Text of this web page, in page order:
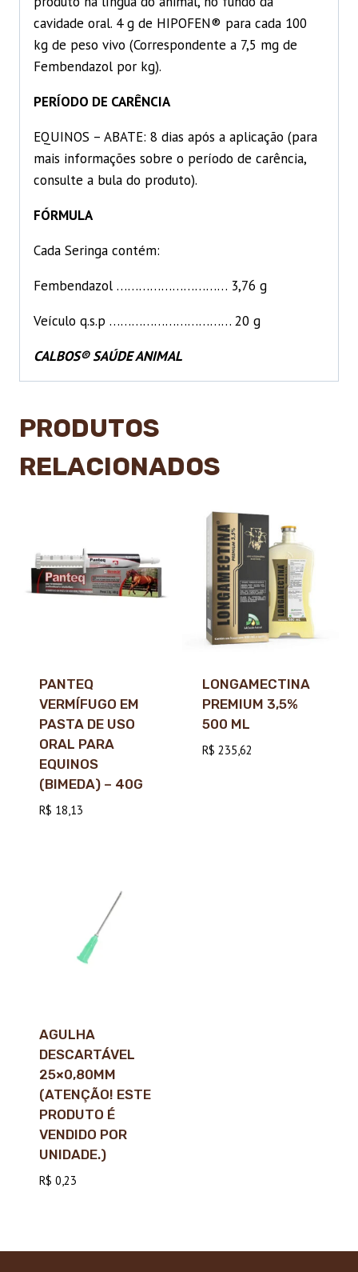
cavidade oral. 4 g de HIPOFEN® para cada 100
kg de peso vivo (Correspondente a 7,5 mg de
Fembendazol por kg).
PERÍODO DE CARÊNCIA
EQUINOS – ABATE: 8 dias após a aplicação (para
mais informações sobre o período de carência,
consulte a bula do produto).
FÓRMULA
Cada Seringa contém:
Fembendazol ………………………… 3,76 g
Veículo q.s.p …………………………… 20 g
CALBOS® SAÚDE ANIMAL
PRODUTOS
RELACIONADOS
PANTEQ
VERMÍFUGO EM
PASTA DE USO
ORAL PARA
EQUINOS
(BIMEDA) – 40G
R$ 18,13
LONGAMECTINA
PREMIUM 3,5%
500 ML
R$ 235,62
AGULHA
DESCARTÁVEL
25×0,80MM
(ATENÇÃO! ESTE
PRODUTO É
VENDIDO POR
UNIDADE.)
R$ 0,23